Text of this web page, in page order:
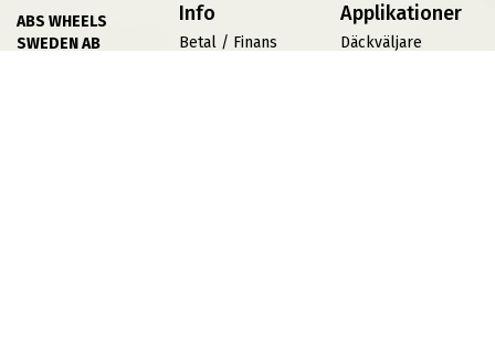
ABS WHEELS
SWEDEN AB
Info
Betal / Finans
Applikationer
Däckväljare